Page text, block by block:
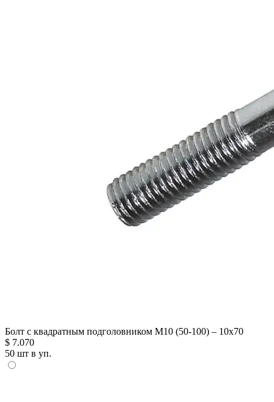
Болт с квадратным подголовником М10 (50-100) – 10х70
$ 7.070
50 шт в уп.